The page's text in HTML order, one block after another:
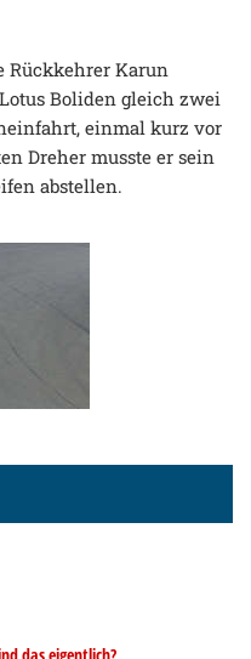
Rückkehrer Karun
Boliden gleich zwei
einmal kurz vor
Dreher musste er sein
abstellen.